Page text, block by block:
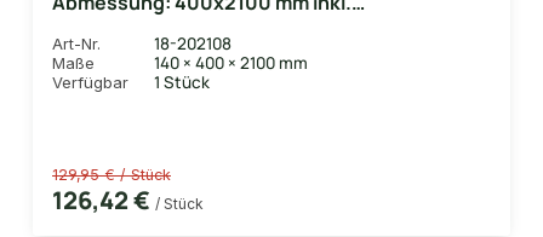
Art-Nr. 18-202108
Maße 140 × 400 × 2100 mm
Verfügbar 1 Stück
129,95 € / Stück
126,42 € / Stück